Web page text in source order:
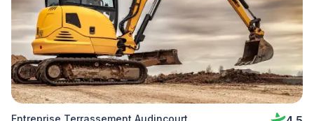
Entreprise Terrassement Audincourt